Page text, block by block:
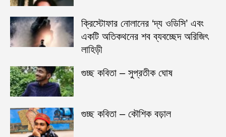
ক্রিস্টোফার নোলানের ‘দ্য ওডিসি’ এবং
একটি অতিকথনের শব ব্যবচ্ছেদ অরিজিৎ
লাহিড়ী
গুচ্ছ কবিতা – সুপ্রতীক ঘোষ
গুচ্ছ কবিতা – কৌশিক বড়াল